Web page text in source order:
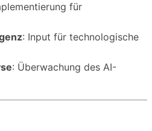
für
: Input für technologische
: Überwachung des AI-